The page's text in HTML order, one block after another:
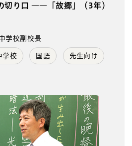
切り口 ――「故郷」（3年）
学校副校長
学校 国語 先生向け